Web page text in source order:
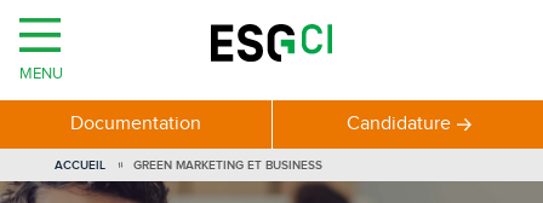
MENU
Documentation Candidature
VOUS
ÊTES
ICI
ACCUEIL GREEN MARKETING ET BUSINESS